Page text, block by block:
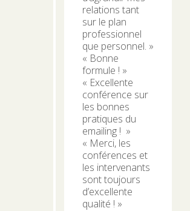
relations tant
sur le plan
professionnel
que personnel. »
« Bonne
formule ! »
« Excellente
conférence sur
les bonnes
pratiques du
emailing ! »
« Merci, les
conférences et
les intervenants
sont toujours
d’excellente
qualité ! »